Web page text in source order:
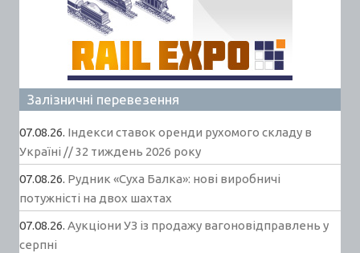
Залізничні перевезення
07.08.26. Індекси ставок оренди рухомого складу в
Україні // 32 тиждень 2026 року
07.08.26. Рудник «Суха Балка»: нові виробничі
потужністі на двох шахтах
07.08.26. Аукціони УЗ із продажу вагоновідправлень у
серпні